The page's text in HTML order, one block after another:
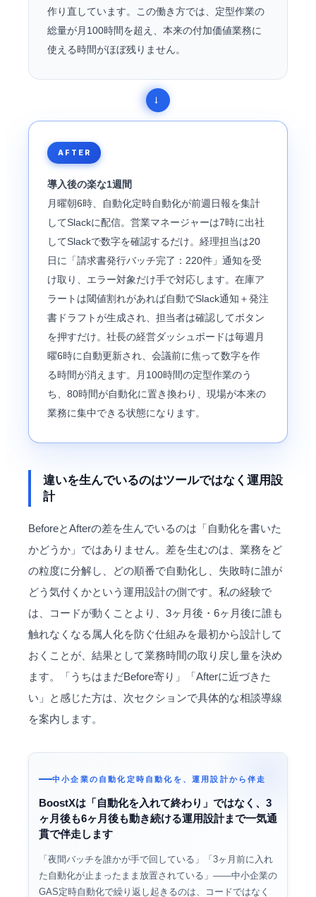
作り直しています。この働き方では、定型作業の
総量が月100時間を超え、本来の付加価値業務に
使える時間がほぼ残りません。
AFTER
導入後の楽な1週間
月曜朝6時、自動化定時自動化が前週日報を集計
してSlackに配信。営業マネージャーは7時に出社
してSlackで数字を確認するだけ。経理担当は20
日に「請求書発行バッチ完了：220件」通知を受
け取り、エラー対象だけ手で対応します。在庫ア
ラートは閾値割れがあれば自動でSlack通知＋発注
書ドラフトが生成され、担当者は確認してボタン
を押すだけ。社長の経営ダッシュボードは毎週月
曜6時に自動更新され、会議前に焦って数字を作
る時間が消えます。月100時間の定型作業のう
ち、80時間が自動化に置き換わり、現場が本来の
業務に集中できる状態になります。
違いを生んでいるのはツールではなく運用設
計
BeforeとAfterの差を生んでいるのは「自動化を書いた
かどうか」ではありません。差を生むのは、業務をど
の粒度に分解し、どの順番で自動化し、失敗時に誰が
どう気付くかという運用設計の側です。私の経験で
は、コードが動くことより、3ヶ月後・6ヶ月後に誰も
触れなくなる属人化を防ぐ仕組みを最初から設計して
おくことが、結果として業務時間の取り戻し量を決め
ます。「うちはまだBefore寄り」「Afterに近づきた
い」と感じた方は、次セクションで具体的な相談導線
を案内します。
中小企業の自動化定時自動化を、運用設計から伴走
BoostXは「自動化を入れて終わり」ではなく、3
ヶ月後も6ヶ月後も動き続ける運用設計まで一気通
貫で伴走します
「夜間バッチを誰かが手で回している」「3ヶ月前に入れ
た自動化が止まったまま放置されている」——中小企業の
GAS定時自動化で繰り返し起きるのは、コードではなく